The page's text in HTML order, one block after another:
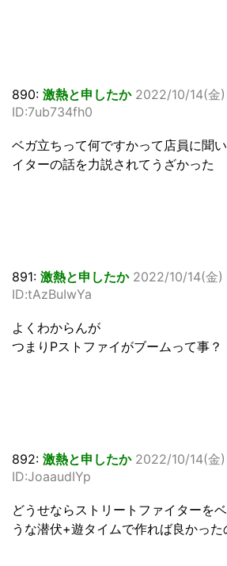
890: 激熱と申したか 2022/10/14(金)
ID:7ub734fh0
ベガ立ちって何ですかって店員に聞
イターの話を力説されてうざかった
891: 激熱と申したか 2022/10/14(金)
ID:tAzBuIwYa
よくわからんが
つまりPストファイがブームって事？
892: 激熱と申したか 2022/10/14(金
ID:JoaaudIYp
どうせならストリートファイターを
うな潜伏+遊タイムで作れば良かった